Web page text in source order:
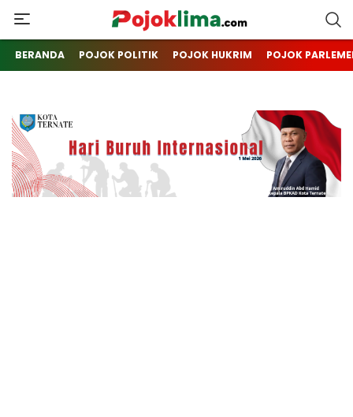
pojoklima.com
Mojokin
BERANDA POJOK POLITIK POJOK HUKRIM POJOK